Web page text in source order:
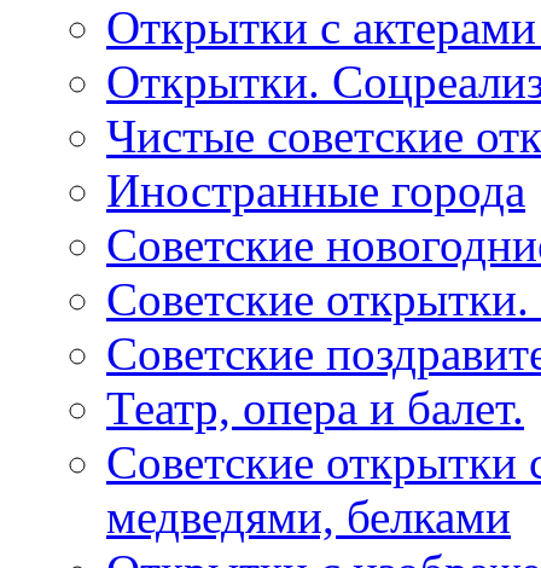
Открытки с
Открытки.
Чистые советские
Иностранные города
Советские
Советские
Советские
Театр, опера и балет.
Советские открытки
медведями, белками